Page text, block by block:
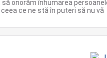
onorăm înhumarea
ce ne stă în puteri să nu vă